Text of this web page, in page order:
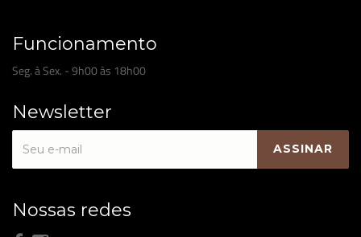
Funcionamento
Seg. à Sex. - 9h00 às 18h00
Newsletter
Nossas redes